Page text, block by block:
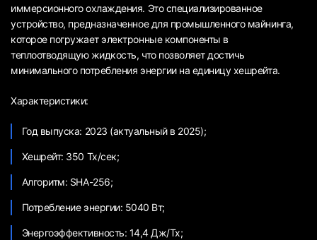
иммерсионного охлаждения. Это специализированное
устройство, предназначенное для промышленного майнинга,
которое погружает электронные компоненты в
теплоотводящую жидкость, что позволяет достичь
минимального потребления энергии на единицу хешрейта.
Характеристики:
Год выпуска: 2023 (актуальный в 2025);
Хешрейт: 350 Тх/сек;
Алгоритм: SHA-256;
Потребление энергии: 5040 Вт;
Энергоэффективность: 14,4 Дж/Тх;